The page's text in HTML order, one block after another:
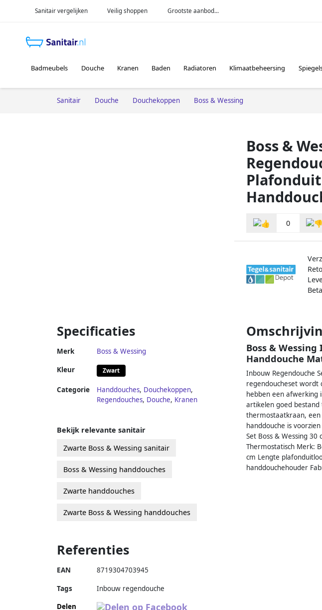
Sanitair vergelijken Veilig shoppen Grootste aanbod...
Badmeubels Douche Kranen Baden Radiatoren Klimaatbeheersing
Sanitair Douche Douchekoppen Boss & Wessing
Boss &
0
Specificaties
Merk Boss & Wessing
Kleur Zwart
Categorie Handdouches, Douchekoppen,
Regendouches, Douche, Kranen
Boss &
Handdouche
Inbouw Regendouche
regendoucheset wordt
hebben een afwerking
artikelen goed
thermostaatkraan, een
handdouche is
Set Boss & Wessing
Thermostatisch Merk:
cm Lengte
handdouchehouder
Bekijk relevante sanitair
Zwarte Boss & Wessing sanitair
Boss & Wessing handdouches
Zwarte handdouches
Zwarte Boss & Wessing handdouches
Referenties
EAN 8719304703945
Tags
Inbouw regendouche
Delen